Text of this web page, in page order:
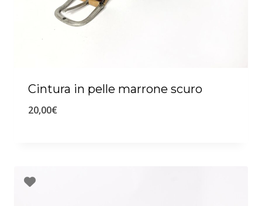
Cintura in pelle marrone scuro
20,00€